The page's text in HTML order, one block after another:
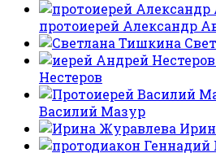
протоиерей Александр
Нестеров
Василий Мазур